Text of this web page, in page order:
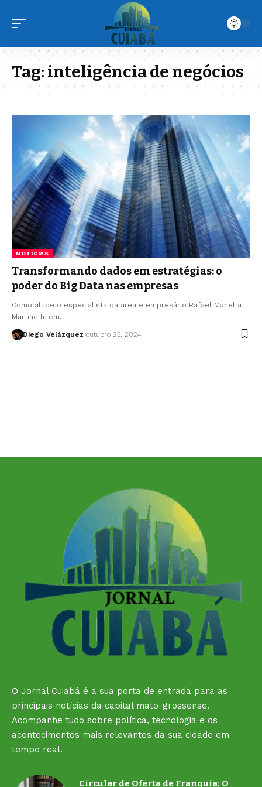
Tag:inteligência de negócios
NOTÍCIAS
Transformando dados em estratégias: o
poder do Big Data nas empresas
Como alude o especialista da área e empresário Rafael Manella
Martinelli, em…
Diego Velázquez outubro 25, 2024
O Jornal Cuiabá é a sua porta de entrada para as
principais notícias da capital mato-grossense.
Acompanhe tudo sobre política, tecnologia e os
acontecimentos mais relevantes da sua cidade em
tempo real.
Circular de Oferta de Franquia: O